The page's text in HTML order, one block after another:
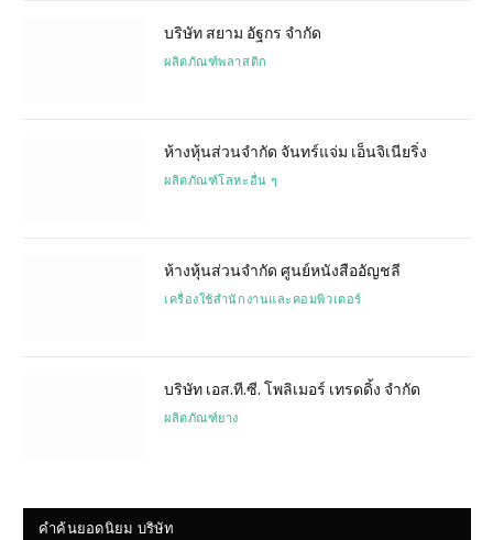
บริษัท สยาม อัฐกร จำกัด
ผลิตภัณฑ์พลาสติก
ห้างหุ้นส่วนจำกัด จันทร์แจ่ม เอ็นจิเนียริ่ง
ผลิตภัณฑ์โลหะอื่น ๆ
ห้างหุ้นส่วนจำกัด ศูนย์หนังสืออัญชลี
เครื่องใช้สำนักงานและคอมพิวเตอร์
บริษัท เอส.ที.ซี. โพลิเมอร์ เทรดดิ้ง จำกัด
ผลิตภัณฑ์ยาง
คำค้นยอดนิยม บริษัท